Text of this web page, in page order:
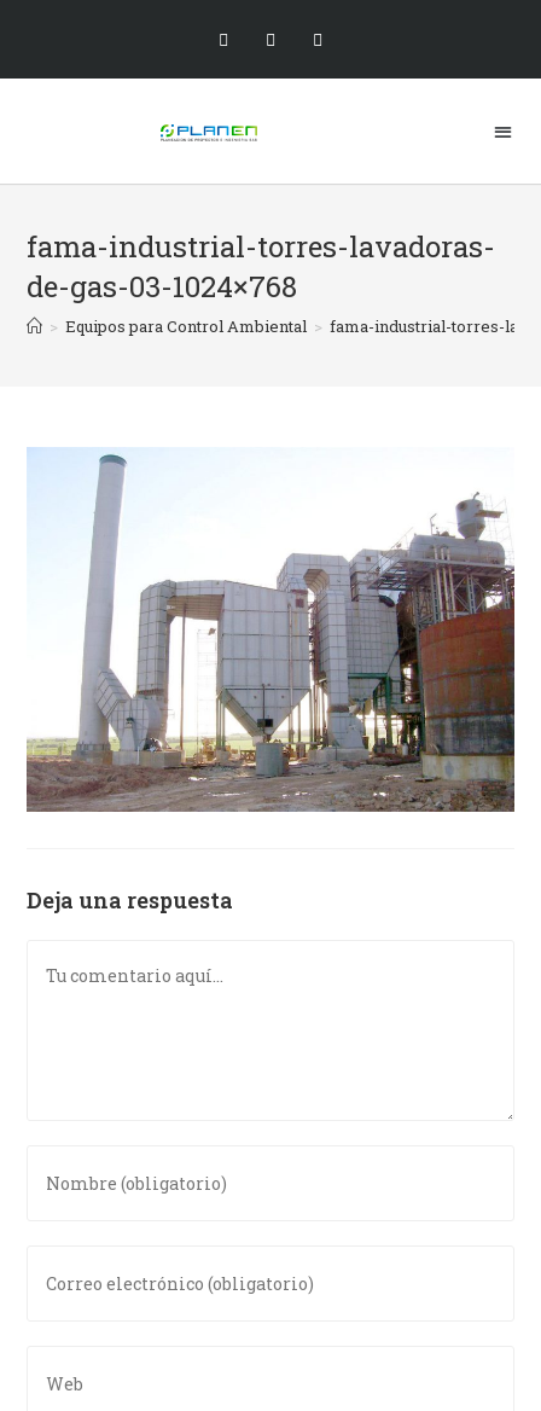
fama-industrial-torres-lavadoras-
de-gas-03-1024×768
> Equipos para Control Ambiental > fama-industrial-torres-
Deja una respuesta